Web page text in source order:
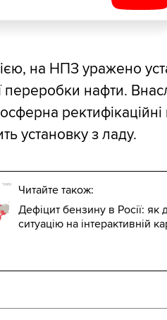
на НПЗ уражено
нафти.
ректифікаційні
установку з ладу.
Читайте також:
Дефіцит бензину в Росії: як
ситуацію на інтерактивній